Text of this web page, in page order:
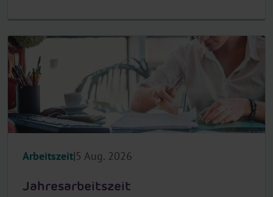
Arbeitszeit 5 Aug. 2026
Jahresarbeitszeit